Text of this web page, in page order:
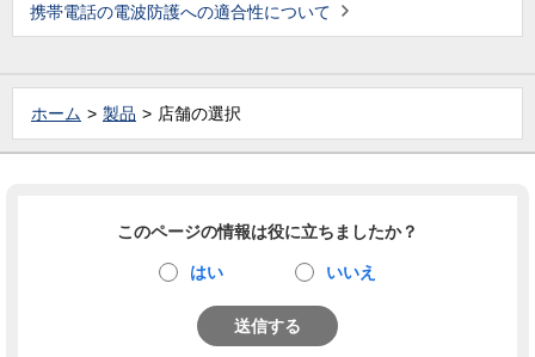
携帯電話の電波防護への適合性について
ホーム 製品 店舗の選択
このページの情報は役に立ちましたか？
はい いいえ
送信する